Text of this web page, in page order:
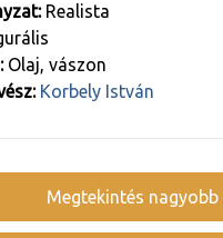
Realista
Olaj, vászon
Korbely István
Megtekintés nagyobb